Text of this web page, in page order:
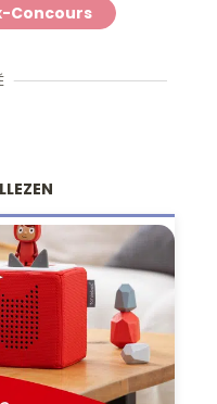
Concours